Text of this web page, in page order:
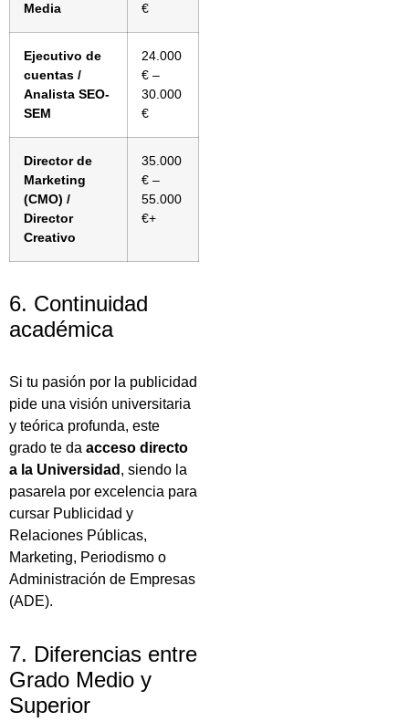
Media
€
Ejecutivo de
cuentas /
Analista SEO-
SEM
24.000
€ –
30.000
€
Director de
Marketing
(CMO) /
Director
Creativo
35.000
€ –
55.000
€+
6. Continuidad
académica
Si tu pasión por la publicidad
pide una visión universitaria
y teórica profunda, este
grado te da acceso directo
a la Universidad , siendo la
pasarela por excelencia para
cursar Publicidad y
Relaciones Públicas,
Marketing, Periodismo o
Administración de Empresas
(ADE).
7. Diferencias entre
Grado Medio y
Superior